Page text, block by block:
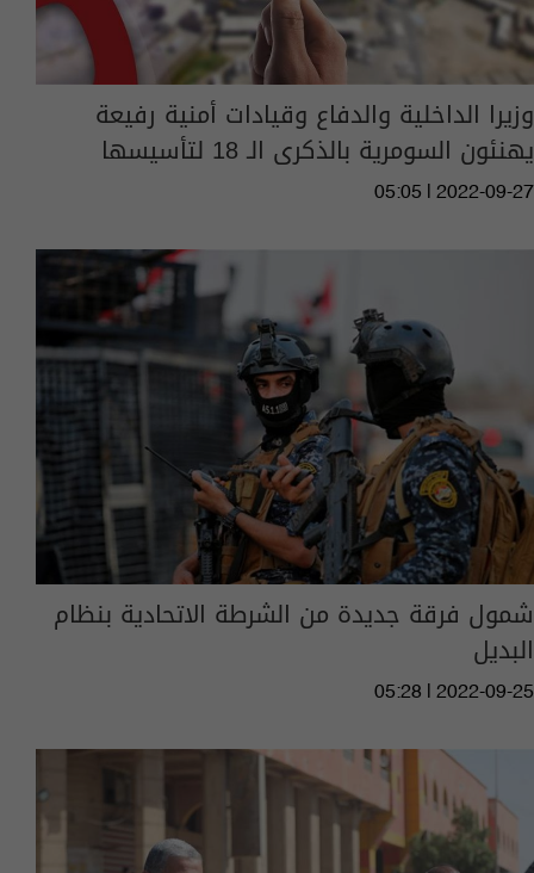
وزيرا الداخلية والدفاع وقيادات أمنية رفيعة
يهنئون السومرية بالذكرى الـ 18 لتأسيسها
05:05 | 2022-09-27
شمول فرقة جديدة من الشرطة الاتحادية بنظام
البديل
05:28 | 2022-09-25